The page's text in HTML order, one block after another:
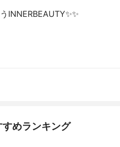
INNERBEAUTY✨✨
めランキング